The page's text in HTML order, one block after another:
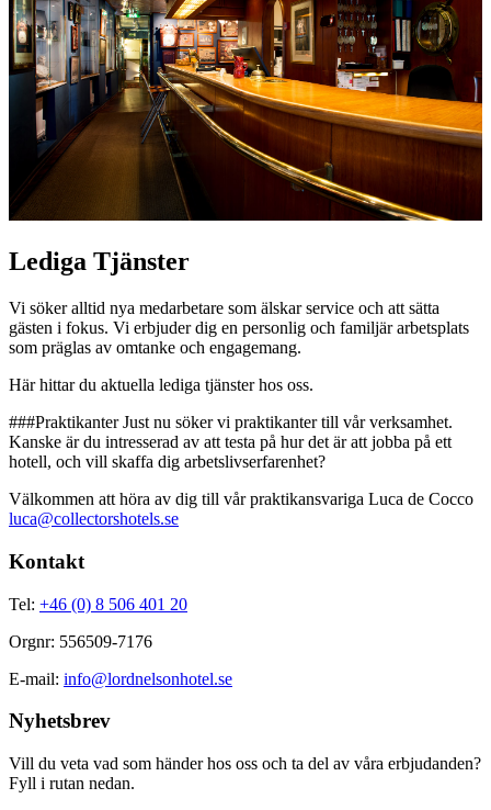
Lediga Tjänster
Vi söker alltid nya medarbetare som älskar service och att sätta
gästen i fokus. Vi erbjuder dig en personlig och familjär arbetsplats
som präglas av omtanke och engagemang.
Här hittar du aktuella lediga tjänster hos oss.
###Praktikanter Just nu söker vi praktikanter till vår verksamhet.
Kanske är du intresserad av att testa på hur det är att jobba på ett
hotell, och vill skaffa dig arbetslivserfarenhet?
Välkommen att höra av dig till vår praktikansvariga Luca de Cocco
luca@collectorshotels.se
Kontakt
Tel: +46 (0) 8 506 401 20
Orgnr: 556509-7176
E-mail: info@lordnelsonhotel.se
Nyhetsbrev
Vill du veta vad som händer hos oss och ta del av våra erbjudanden?
Fyll i rutan nedan.